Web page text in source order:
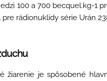
100 a 700 becquel.kg-1
rádionuklidy série Urán
žiarenie je spôsobené